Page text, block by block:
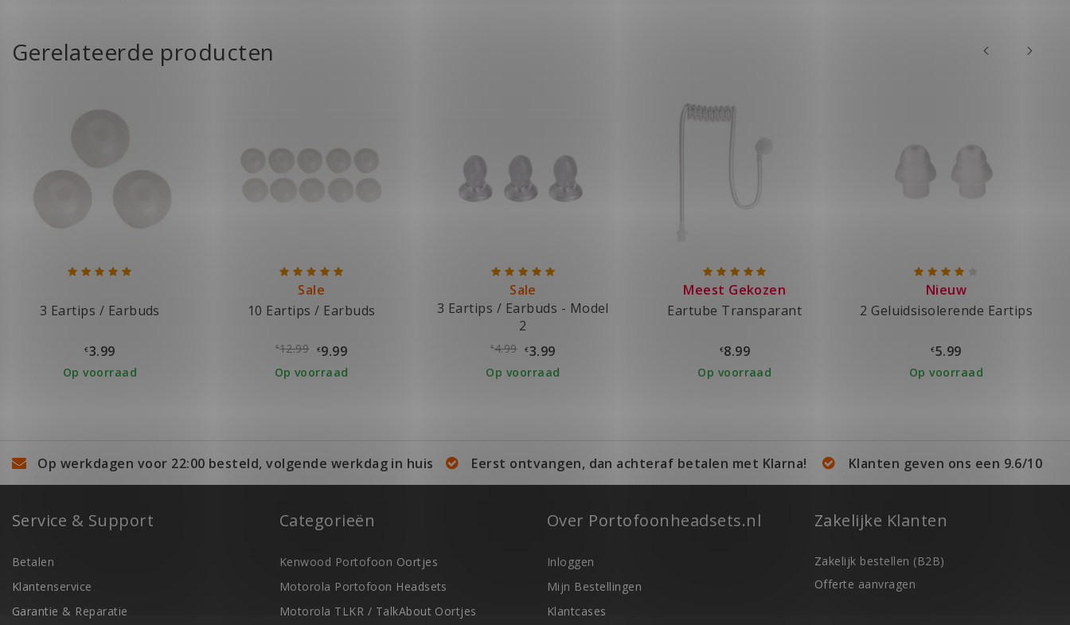
Gerelateerde producten
3 Eartips / Earbuds
€3.99
Op voorraad
Sale
10 Eartips / Earbuds
€12.99 €9.99
Op voorraad
Sale
3 Eartips / Earbuds - Model
2
€4.99 €3.99
Op voorraad
Meest Gekozen
Eartube Transparant
€8.99
Op voorraad
Nieuw
2 Geluidsisolerende Eartips
€5.99
Op voorraad
Op werkdagen voor 22:00 besteld, volgende werkdag in huis Eerst ontvangen, dan achteraf betalen met Klarna! Klanten geven ons een 9.6/10
Service & Support
Betalen
Klantenservice
Garantie & Reparatie
Categorieën
Kenwood Portofoon Oortjes
Motorola Portofoon Headsets
Motorola TLKR / TalkAbout Oortjes
Over Portofoonheadsets.nl
Inloggen
Mijn Bestellingen
Klantcases
Zakelijke Klanten
Zakelijk bestellen (B2B)
Offerte aanvragen